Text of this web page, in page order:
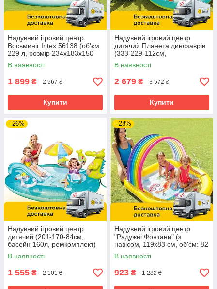
Надувний ігровий центр
Восьминіг Intex 56138 (об'єм
229 л, розмір 234х183х150
см)
В наявності
1 899 ₴ 2 567 ₴
Купити
Надувний ігровий центр
дитячий Планета динозаврів
(333-229-112см,
ремкомплект) Intex 57135
В наявності
2 679 ₴ 3 572 ₴
Купити
–26%
Надувний ігровий центр
дитячий (201-170-84см,
басейн 160л, ремкомплект)
Intex 57165
В наявності
1 555 ₴ 2 101 ₴
–28%
Надувний ігровий центр
"Радужні Фонтани" (з
навісом, 119х83 см, об'єм: 82
л) Intex 57156
В наявності
923 ₴ 1 282 ₴